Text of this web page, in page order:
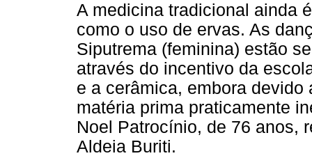
A medicina tradicional ainda
como o uso de ervas. As
Siputrema (feminina) estão
através do incentivo da
e a cerâmica, embora
matéria prima praticamente
Noel Patrocínio, de 76 anos,
Aldeia Buriti.